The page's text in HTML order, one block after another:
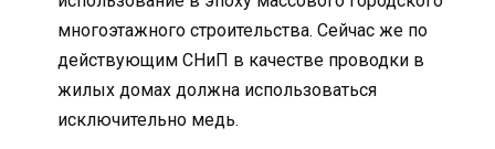
многоэтажного строительства. Сейчас же по
действующим СНиП в качестве проводки в
жилых домах должна использоваться
исключительно медь.